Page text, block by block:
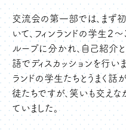
交流会の第一部では、まず
いて、フィンランドの学生２
ループに分かれ、自己紹介
語でディスカッションを行い
ランドの学生たちとうまく
徒たちですが、笑いも交えな
ていました。